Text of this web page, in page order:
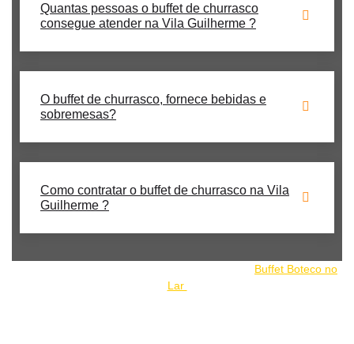
Quantas pessoas o buffet de churrasco
consegue atender na Vila Guilherme ?
O buffet de churrasco, fornece bebidas e
sobremesas?
Como contratar o buffet de churrasco na Vila
Guilherme ?
Buffet Boteco no
Lar